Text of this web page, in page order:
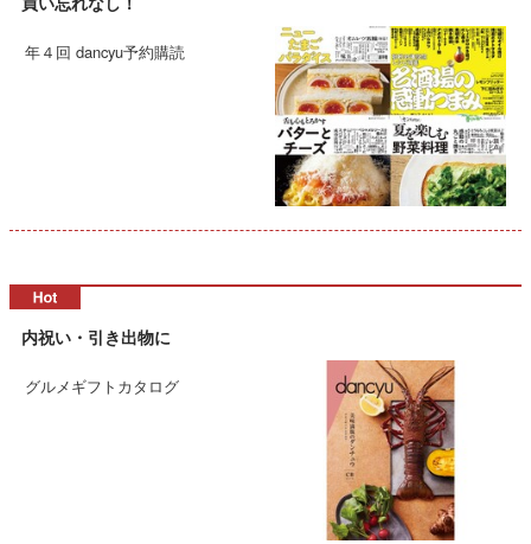
年４回 dancyu予約購読
内祝い・引き出物に
グルメギフトカタログ